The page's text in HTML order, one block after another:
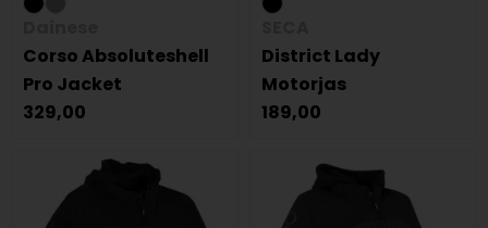
Corso Absoluteshell
Pro Jacket
329,00
District Lady
Motorjas
189,00